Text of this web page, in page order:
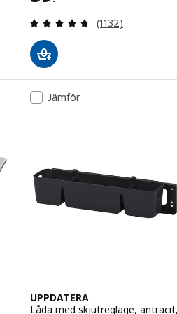
utav 5 stjärnor. Totalt antal
Recensera:
(1132)
Jämför
UPPDATERA
Låda med skjutreglage,